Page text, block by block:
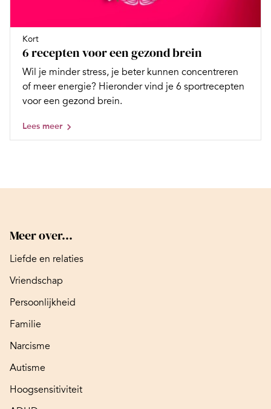
Kort
6 recepten voor een gezond brein
Wil je minder stress, je beter kunnen concentreren
of meer energie? Hieronder vind je 6 sportrecepten
voor een gezond brein.
Lees meer
Meer over...
Liefde en relaties
Vriendschap
Persoonlijkheid
Familie
Narcisme
Autisme
Hoogsensitiviteit